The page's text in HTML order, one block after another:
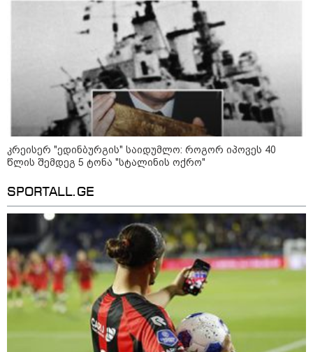
მიწოდება, რომ მასწავლებელი
სექსუალურად ავიწროებდა,
ფაქტობრივად, წაქეზება იყო" -
პროკურორი
კატეგორიის ყველა სიახლე
კრეისერ "ედინბურგის" საიდუმლო: როგორ იპოვეს 40
წლის შემდეგ 5 ტონა "სტალინის ოქრო"
SPORTALL.GE